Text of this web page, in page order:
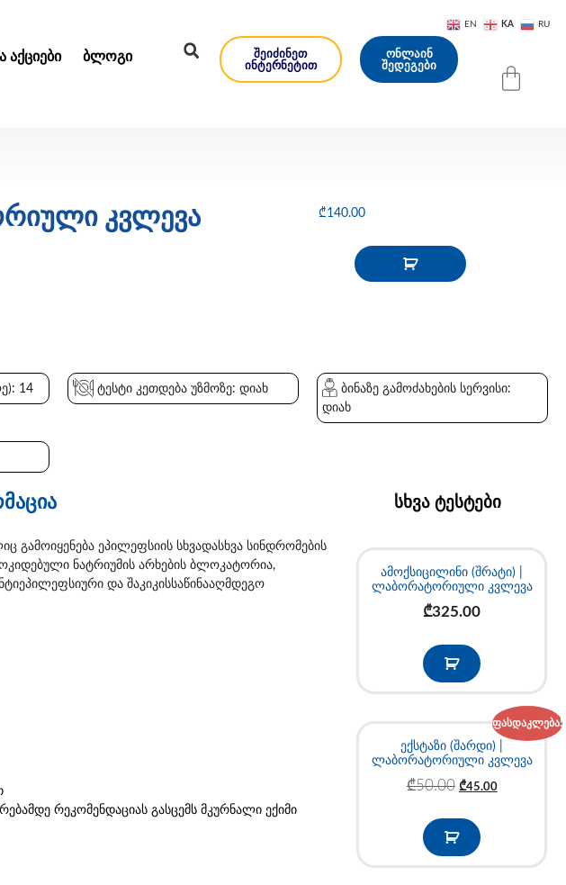
ᲐᲥᲪᲘᲔᲑᲘ ᲑᲚᲝᲒᲘ
ᲨᲔᲘᲫᲘᲜᲔᲗ
ᲘᲜᲢᲔᲠᲜᲔᲢᲘᲗ
ᲝᲜᲚᲐᲘᲜ
ᲨᲔᲓᲔᲒᲔᲑᲘ
კვლევა ₾140.00
14 ტესტი კეთდება უზმოზე: დიახ
ბინაზე გამოძახების სერვისი:
დიახ
ეპილეფსიის სხვადასხვა სინდრომების
ნატრიუმის არხების ბლოკატორია,
და შაკიკისსაწინააღმდეგო
რეკომენდაციას გასცემს მკურნალი ექიმი
სხვა ტესტები
ამოქსიცილინი (შრატი) |
ლაბორატორიული კვლევა
₾325.00
ფასდაკლება!
ექსტაზი (შარდი) |
ლაბორატორიული კვლევა
₾50.00 ₾45.00
EN KA RU